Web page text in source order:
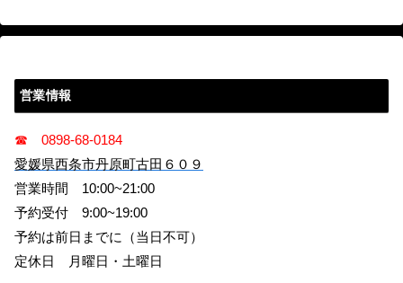
営業情報
☎ 0898-68-0184
愛媛県西条市丹原町古田６０９
営業時間 10:00~21:00
予約受付 9:00~19:00
予約は前日までに（当日不可）
定休日 月曜日・土曜日